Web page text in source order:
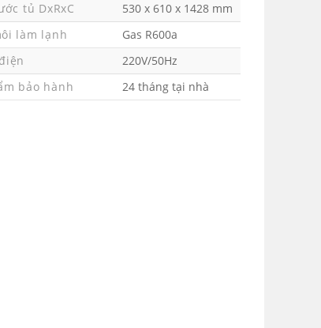
tủ DxRxC
530 x 610 x 1428 mm
làm lạnh
Gas R600a
220V/50Hz
bảo hành
24 tháng tại nhà